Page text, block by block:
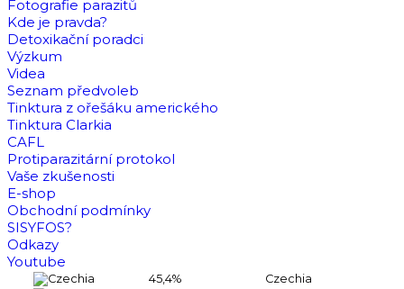
Fotografie parazitů
Kde je pravda?
Detoxikační poradci
Výzkum
Videa
Seznam předvoleb
Tinktura z ořešáku amerického
Tinktura Clarkia
CAFL
Protiparazitární protokol
Vaše zkušenosti
E-shop
Obchodní podmínky
SISYFOS?
Odkazy
Youtube
45,4% Czechia